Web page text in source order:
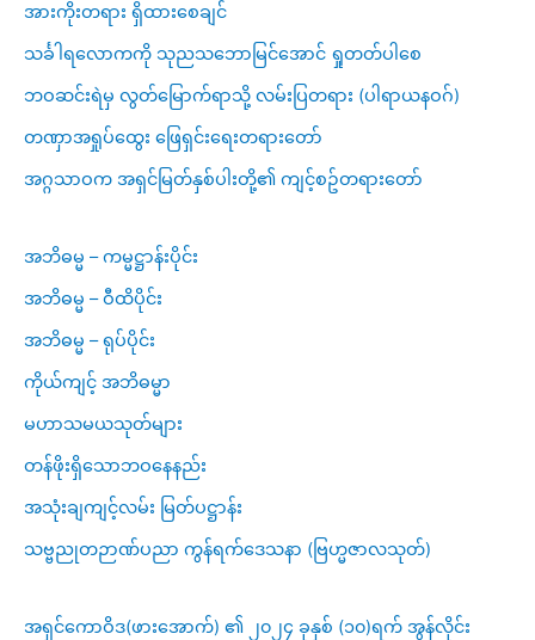
အားကိုးတရား ရှိထားစေချင်
သင်္ခါရလောကကို သုညသဘောမြင်အောင် ရှုတတ်ပါစေ
ဘဝဆင်းရဲမှ လွတ်မြောက်ရာသို့ လမ်းပြတရား (ပါရာယနဝဂ်)
တဏှာအရှုပ်ထွေး ဖြေရှင်းရေးတရားတော်
အဂ္ဂသာဝက အရှင်မြတ်နှစ်ပါးတို့၏ ကျင့်စဥ်တရားတော်
အဘိဓမ္မ – ကမ္မဋ္ဌာန်းပိုင်း
အဘိဓမ္မ – ဝီထိပိုင်း
အဘိဓမ္မ – ရုပ်ပိုင်း
ကိုယ်ကျင့် အဘိဓမ္မာ
မဟာသမယသုတ်များ
တန်ဖိုးရှိသောဘဝနေနည်း
အသုံးချကျင့်လမ်း မြတ်ပဋ္ဌာန်း
သဗ္ဗညုတဉာဏ်ပညာ ကွန်ရက်ဒေသနာ (ဗြဟ္မဇာလသုတ်)
အရှင်ကောဝိဒ(ဖားအောက်) ၏ ၂၀၂၄ ခုနှစ် (၁၀)ရက် အွန်လိုင်း